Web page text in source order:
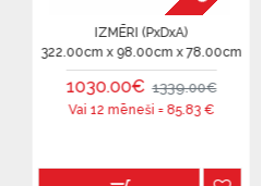
IZMĒRI (PxDxA)
322.00cm x 98.00cm x 78.00cm
1030.00€ 1339.00€
Vai 12 mēneši = 85.83€